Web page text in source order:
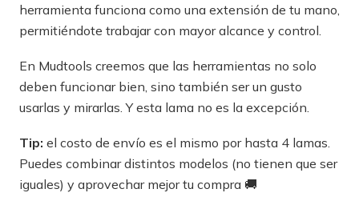
herramienta funciona como una extensión de tu mano,
permitiéndote trabajar con mayor alcance y control.
En Mudtools creemos que las herramientas no solo
deben funcionar bien, sino también ser un gusto
usarlas y mirarlas. Y esta lama no es la excepción.
Tip: el costo de envío es el mismo por hasta 4 lamas.
Puedes combinar distintos modelos (no tienen que ser
iguales) y aprovechar mejor tu compra 🚚